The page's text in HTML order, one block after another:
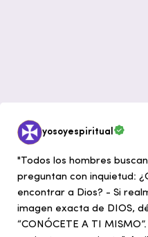
yosoyespiritual
"Todos los hombres
preguntan con inquietud:
encontrar a Dios? - Si
imagen exacta de DIOS,
“CONÓCETE A TI